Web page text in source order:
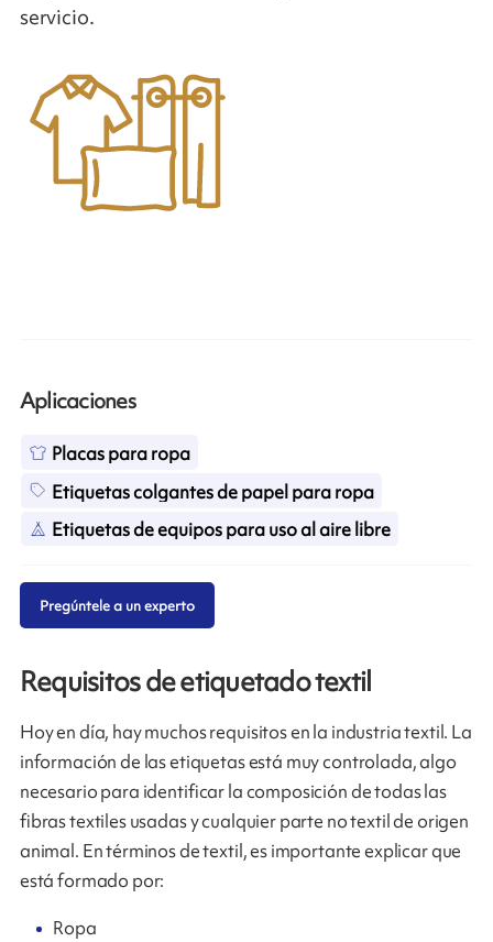
servicio.
Requisitos de etiquetado textil
Hoy en día, hay muchos requisitos en la industria textil. La
información de las etiquetas está muy controlada, algo
necesario para identificar la composición de todas las
fibras textiles usadas y cualquier parte no textil de origen
animal. En términos de textil, es importante explicar que
está formado por:
Ropa
Aplicaciones
Placas para ropa
Etiquetas colgantes de papel para ropa
Etiquetas de equipos para uso al aire libre
Pregúntele a un experto